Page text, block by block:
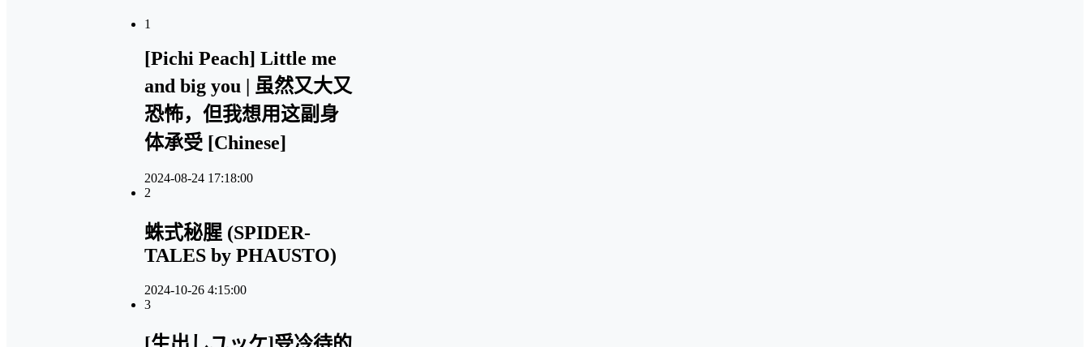
1
[Pichi Peach] Little me
and big you | 虽然又大又
恐怖，但我想用这副身
体承受 [Chinese]
2024-08-24 17:18:00
2
蛛式秘腥 (SPIDER-
TALES by PHAUSTO)
2024-10-26 4:15:00
3